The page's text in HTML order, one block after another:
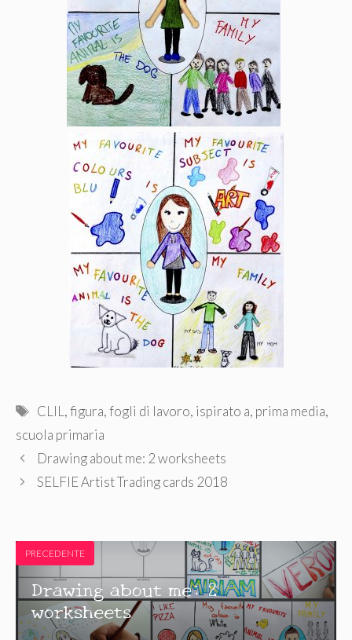
Tag
CLIL ,figura,fogli di lavoro, ispirato a, prima media,
scuola primaria
Drawing about me: 2 worksheets
SELFIE Artist Trading cards 2018
PRECEDENTE
Drawing about me: 2
worksheets